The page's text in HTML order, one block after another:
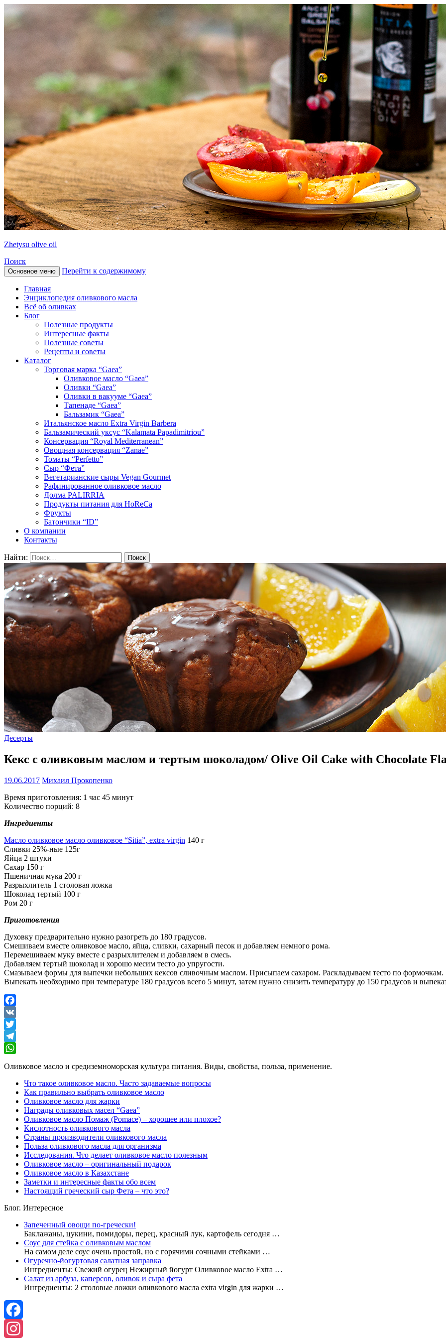
Zhetysu olive oil
Поиск
Основное меню Перейти к содержимому
Главная
Энциклопедия оливкового масла
Всё об оливках
Блог
Полезные продукты
Интересные факты
Полезные советы
Рецепты и советы
Каталог
Торговая марка “Gaea”
Оливковое масло “Gaea”
Оливки “Gaea”
Оливки в вакууме “Gaea”
Тапенаде “Gaea”
Бальзамик “Gaea”
Итальянское масло Extra Virgin Barbera
Бальзамический уксус “Kalamata Papadimitriou”
Консервация “Royal Mediterranean”
Овощная консервация “Zanae”
Томаты “Perfetto”
Сыр “Фета”
Вегетарианские сыры Vegan Gourmet
Рафинированное оливковое масло
Долма PALIRRIA
Продукты питания для HoReCa
Фрукты
Батончики “ID”
О компании
Контакты
Найти:
Десерты
Кекс с оливковым маслом и тертым шоколадом/ Olive Oil Cake with Chocolate
19.06.2017 Михаил Прокопенко
Время приготовления: 1 час 45 минут
Количество порций: 8
Ингредиенты
Масло оливковое масло оливковое “Sitia”, extra virgin 140 г
Сливки 25%-ные 125г
Яйца 2 штуки
Сахар 150 г
Пшеничная мука 200 г
Разрыхлитель 1 столовая ложка
Шоколад тертый 100 г
Ром 20 г
Приготовления
Духовку предварительно нужно разогреть до 180 градусов.
Смешиваем вместе оливковое масло, яйца, сливки, сахарный песок и добавляем немного рома.
Перемешиваем муку вместе с разрыхлителем и добавляем в смесь.
Добавляем тертый шоколад и хорошо месим тесто до упругости.
Смазываем формы для выпечки небольших кексов сливочным маслом. Присыпаем сахаром. Раскладываем тесто по формочкам.
Выпекать необходимо при температуре 180 градусов всего 5 минут, затем нужно снизить температуру до 150 градусов и
Facebook
VK
Twitter
Telegram
Оливковое масло и средиземноморская культура питания. Виды, свойства, польза, применение.
Что такое оливковое масло. Часто задаваемые вопросы
Как правильно выбрать оливковое масло
Оливковое масло для жарки
Награды оливковых масел “Gaea”
Оливковое масло Помаж (Pomace) – хорошее или плохое?
Кислотность оливкового масла
Страны производители оливкового масла
Польза оливкового масла для организма
Исследования. Что делает оливковое масло полезным
Оливковое масло – оригинальный подарок
Оливковое масло в Казахстане
Заметки и интересные факты обо всем
Настоящий греческий сыр Фета – что это?
Блог. Интересное
Запеченный овощи по-гречески!
Баклажаны, цукини, помидоры, перец, красный лук, картофель сегодня …
Соус для стейка с оливковым маслом
На самом деле соус очень простой, но с горячими сочными стейками …
Огуречно-йогуртовая салатная заправка
Ингредиенты: Свежий огурец Нежирный йогурт Оливковое масло Extra …
Салат из арбуза, каперсов, оливок и сыра фета
Ингредиенты: 2 столовые ложки оливкового масла extra virgin для жарки …
Facebook